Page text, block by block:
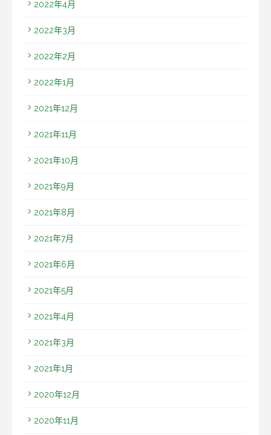
2022年4月
2022年3月
2022年2月
2022年1月
2021年12月
2021年11月
2021年10月
2021年9月
2021年8月
2021年7月
2021年6月
2021年5月
2021年4月
2021年3月
2021年1月
2020年12月
2020年11月